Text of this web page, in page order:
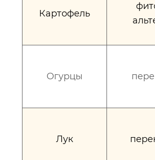
Картофель
Огурцы
Лук